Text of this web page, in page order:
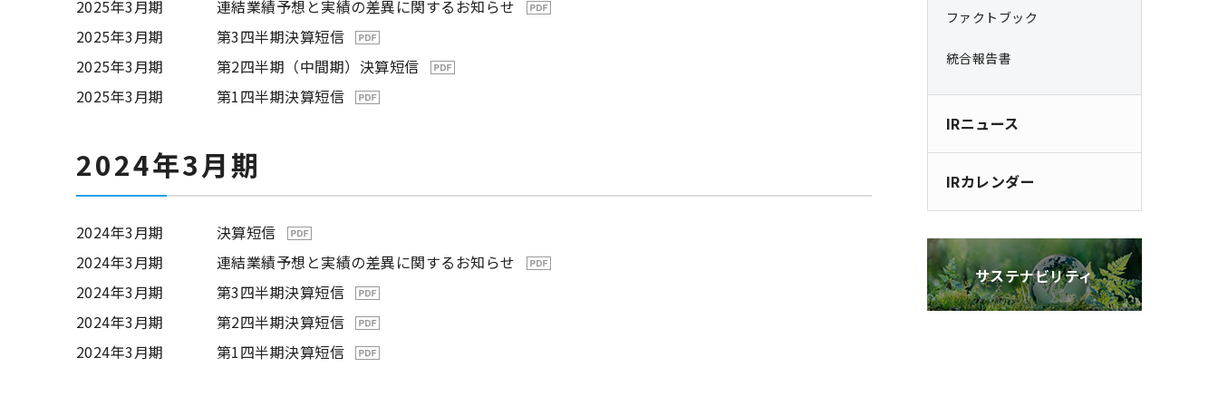
2025年3月期
連結業績予想と実績の差異に関するお知らせ
2025年3月期
第3四半期決算短信
2025年3月期
第2四半期（中間期）決算短信
2025年3月期
第1四半期決算短信
2024年3月期
2024年3月期
決算短信
2024年3月期
連結業績予想と実績の差異に関するお知らせ
2024年3月期
第3四半期決算短信
2024年3月期
第2四半期決算短信
2024年3月期
第1四半期決算短信
ファクトブック
統合報告書
IRニュース
IRカレンダー
サステナビリティ